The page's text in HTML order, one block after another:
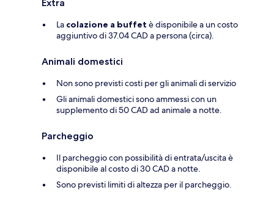
Extra
La colazione a buffet è disponibile a un costo
aggiuntivo di 37.04 CAD a persona (circa).
Animali domestici
Non sono previsti costi per gli animali di servizio
Gli animali domestici sono ammessi con un
supplemento di 50 CAD ad animale a notte.
Parcheggio
Il parcheggio con possibilità di entrata/uscita è
disponibile al costo di 30 CAD a notte.
Sono previsti limiti di altezza per il parcheggio.